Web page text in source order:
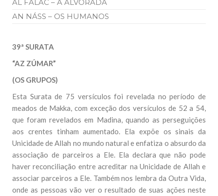
AL FALAC – A ALVORADA
AN NÁSS – OS HUMANOS
39ª SURATA
“AZ ZÚMAR”
(OS GRUPOS)
Esta Surata de 75 versículos foi revelada no período de
meados de Makka, com exceção dos versículos de 52 a 54,
que foram revelados em Madina, quando as perseguições
aos crentes tinham aumentado. Ela expõe os sinais da
Unicidade de Allah no mundo natural e enfatiza o absurdo da
associação de parceiros a Ele. Ela declara que não pode
haver reconciliação entre acreditar na Unicidade de Allah e
associar parceiros a Ele. Também nos lembra da Outra Vida,
onde as pessoas vão ver o resultado de suas ações neste